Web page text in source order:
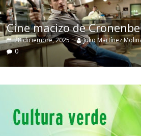
El documentalNuestra
tierray el despojo de los
pueblos originarios
30 junio, 2026 Julio Martínez Molina